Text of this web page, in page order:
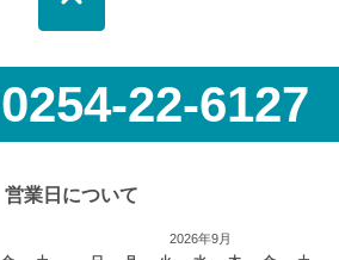
0254-22-6127
営業日について
2026年9月